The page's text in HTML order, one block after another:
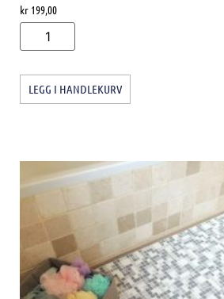
kr 199,00
LEGG I HANDLEKURV